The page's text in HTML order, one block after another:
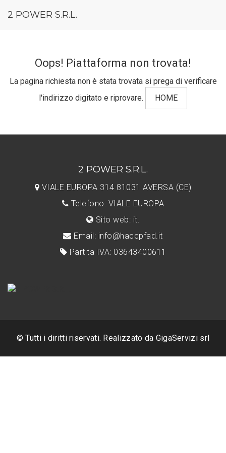
2 POWER S.R.L.
Oops! Piattaforma non trovata!
La pagina richiesta non è stata trovata si prega di verificare
l'indirizzo digitato e riprovare.
HOME
2 POWER S.R.L.
VIALE EUROPA 314 81031 AVERSA (CE)
Telefono: VIALE EUROPA
Sito web: it.
Email: info@haccpfad.it
Partita IVA: 03643400611
© Tutti i diritti riservati. Realizzato da GigaServizi srl